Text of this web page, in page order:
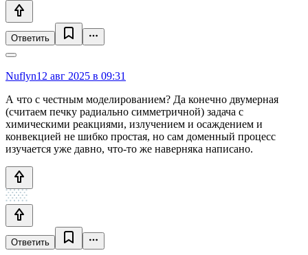
Ответить
Nuflyn12 авг 2025 в 09:31
А что с честным моделированием? Да конечно двумерная
(считаем печку радиально симметричной) задача с
химическими реакциями, излучением и осаждением и
конвекцией не шибко простая, но сам доменный процесс
изучается уже давно, что-то же наверняка написано.
Ответить